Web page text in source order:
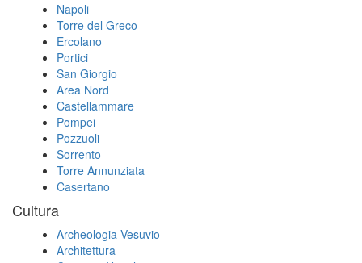
Napoli
Torre del Greco
Ercolano
Portici
San Giorgio
Area Nord
Castellammare
Pompei
Pozzuoli
Sorrento
Torre Annunziata
Casertano
Cultura
Archeologia Vesuvio
Architettura